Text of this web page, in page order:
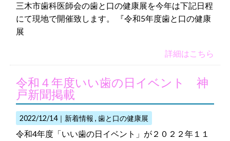
三木市歯科医師会の歯と口の健康展を今年は下記日程
にて現地で開催致します。 『令和5年度歯と口の健康
展
詳細はこちら
令和４年度いい歯の日イベント 神
戸新聞掲載
2022/12/14｜ 新着情報 歯と口の健康展
令和4年度「いい歯の日イベント」が２０２２年１１